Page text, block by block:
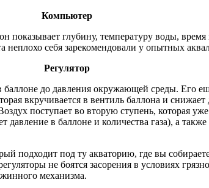
Компьютер
глубину, температуру воды,
себя зарекомендовали у опытных
Регулятор
до давления окружающей среды. Его
вкручивается в вентиль баллона и
поступает во вторую ступень, которая
в баллоне и количества газа), а
подходит под ту акваторию, где вы
не боятся засорения в условиях
механизма.